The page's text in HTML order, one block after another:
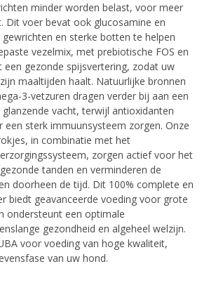
minder worden belast, voor meer
Dit voer bevat ook glucosamine en
en sterke botten te helpen
vezelmix, met prebiotische FOS en
een gezonde spijsvertering, zodat uw
maaltijden haalt. Natuurlijke bronnen
3-vetzuren dragen verder bij aan een
glanzende vacht, terwijl antioxidanten
een sterk immuunsysteem zorgen. Onze
in combinatie met het
zorgen actief voor het
tanden en verminderen de
doorheen de tijd. Dit 100% complete en
biedt geavanceerde voeding voor grote
ondersteunt een optimale
gezondheid en algeheel welzijn.
voor voeding van hoge kwaliteit,
van uw hond.